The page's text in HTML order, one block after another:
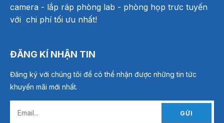
camera - lắp ráp phòng lab - phòng họp trưc tuyến
với chi phí tối ưu nhất!
ĐĂNG KÍ NHẬN TIN
Đăng ký với chúng tôi để có thể nhận được những tin tức
khuyến mãi mới nhất.
GỬI